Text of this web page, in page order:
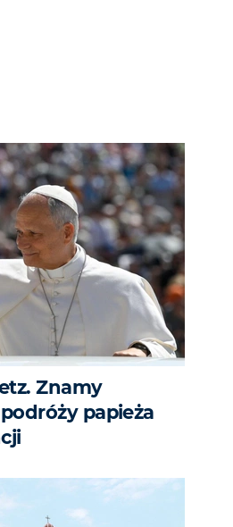
Znamy
papieża